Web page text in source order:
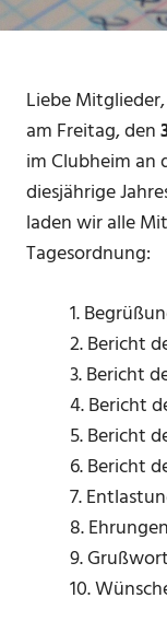
Liebe Mitglieder,
am Freitag, den
im Clubheim an
diesjährige
laden wir alle
Tagesordnung:
1.
2. Bericht
3. Bericht
4. Bericht
5. Bericht
6. Bericht
7.
8. Ehrungen
9.
10.